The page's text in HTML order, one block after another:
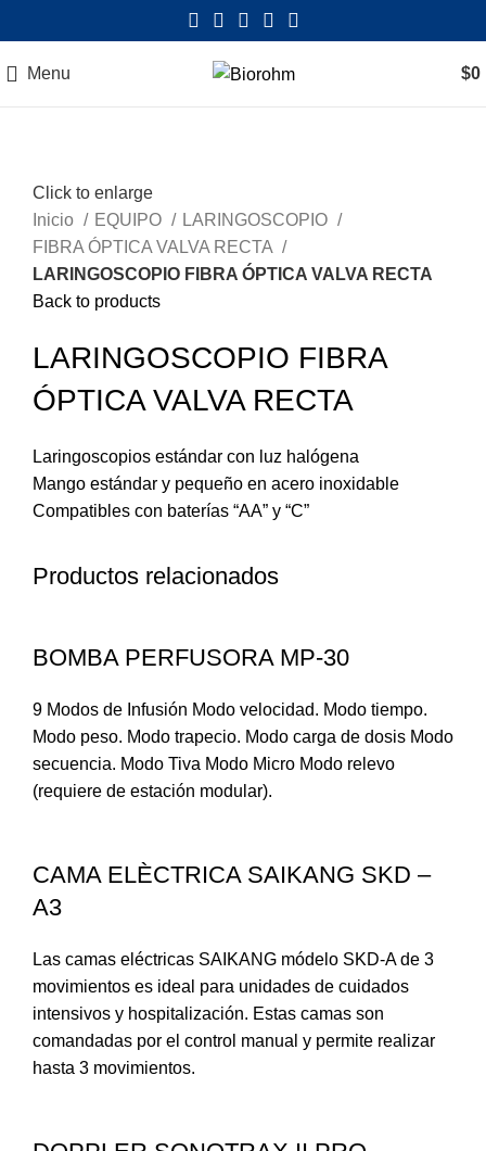
Menu $0
Click to enlarge
Inicio
EQUIPO
LARINGOSCOPIO
FIBRA ÓPTICA VALVA RECTA
LARINGOSCOPIO FIBRA ÓPTICA VALVA RECTA
Back to products
LARINGOSCOPIO FIBRA
ÓPTICA VALVA RECTA
Laringoscopios estándar con luz halógena
Mango estándar y pequeño en acero inoxidable
Compatibles con baterías “AA” y “C”
Productos relacionados
BOMBA PERFUSORA MP-30
9 Modos de Infusión Modo velocidad. Modo tiempo.
Modo peso. Modo trapecio. Modo carga de dosis Modo
secuencia. Modo Tiva Modo Micro Modo relevo
(requiere de estación modular).
CAMA ELÈCTRICA SAIKANG SKD –
A3
Las camas eléctricas SAIKANG módelo SKD-A de 3
movimientos es ideal para unidades de cuidados
intensivos y hospitalización. Estas camas son
comandadas por el control manual y permite realizar
hasta 3 movimientos.